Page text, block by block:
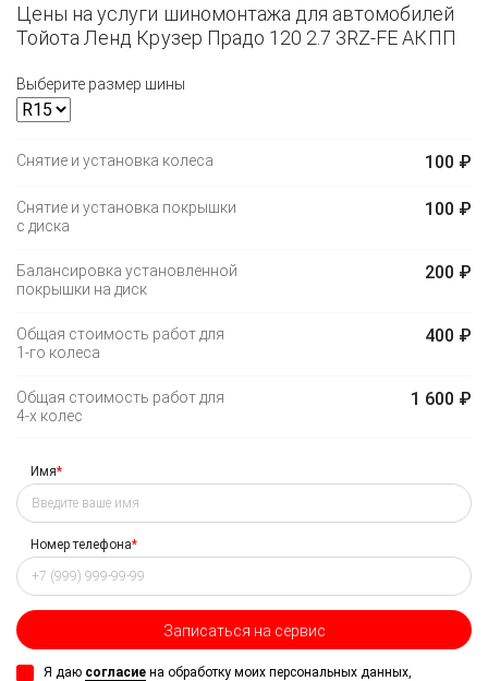
Цены на услуги шиномонтажа для автомобилей
Тойота Ленд Крузер Прадо 120 2.7 3RZ-FE АКПП
Выберите размер шины
Снятие и установка колеса 100 ₽
Снятие и установка покрышки
с диска
100 ₽
Балансировка установленной
покрышки на диск
200 ₽
Общая стоимость работ для
1-го колеса
400 ₽
Общая стоимость работ для
4-х колес
1 600 ₽
Имя*
Номер телефона*
Записаться на сервис
Я даю согласие на обработку моих персональных данных,